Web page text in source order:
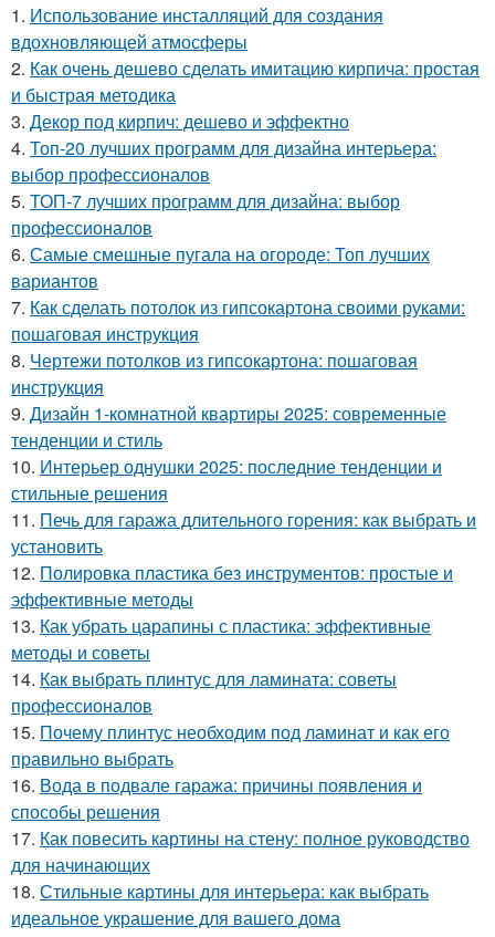
1. Использование инсталляций для создания
вдохновляющей атмосферы
2. Как очень дешево сделать имитацию кирпича: простая
и быстрая методика
3. Декор под кирпич: дешево и эффектно
4. Топ-20 лучших программ для дизайна интерьера:
выбор профессионалов
5. ТОП-7 лучших программ для дизайна: выбор
профессионалов
6. Самые смешные пугала на огороде: Топ лучших
вариантов
7. Как сделать потолок из гипсокартона своими руками:
пошаговая инструкция
8. Чертежи потолков из гипсокартона: пошаговая
инструкция
9. Дизайн 1-комнатной квартиры 2025: современные
тенденции и стиль
10. Интерьер однушки 2025: последние тенденции и
стильные решения
11. Печь для гаража длительного горения: как выбрать и
установить
12. Полировка пластика без инструментов: простые и
эффективные методы
13. Как убрать царапины с пластика: эффективные
методы и советы
14. Как выбрать плинтус для ламината: советы
профессионалов
15. Почему плинтус необходим под ламинат и как его
правильно выбрать
16. Вода в подвале гаража: причины появления и
способы решения
17. Как повесить картины на стену: полное руководство
для начинающих
18. Стильные картины для интерьера: как выбрать
идеальное украшение для вашего дома